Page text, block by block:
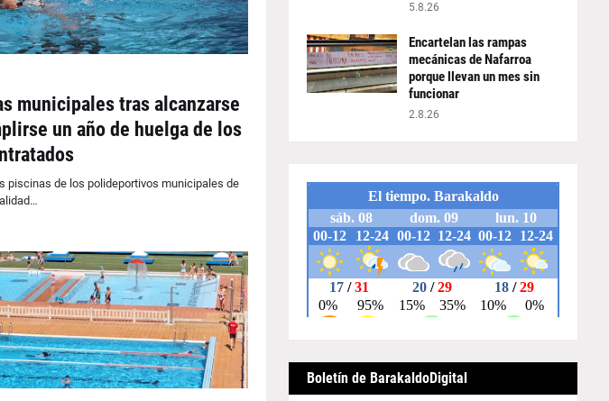
municipales tras alcanzarse
un año de huelga de los
piscinas de los polideportivos municipales de
5.8.26
Encartelan las rampas
mecánicas de Nafarroa
porque llevan un mes sin
funcionar
2.8.26
Boletín de BarakaldoDigital